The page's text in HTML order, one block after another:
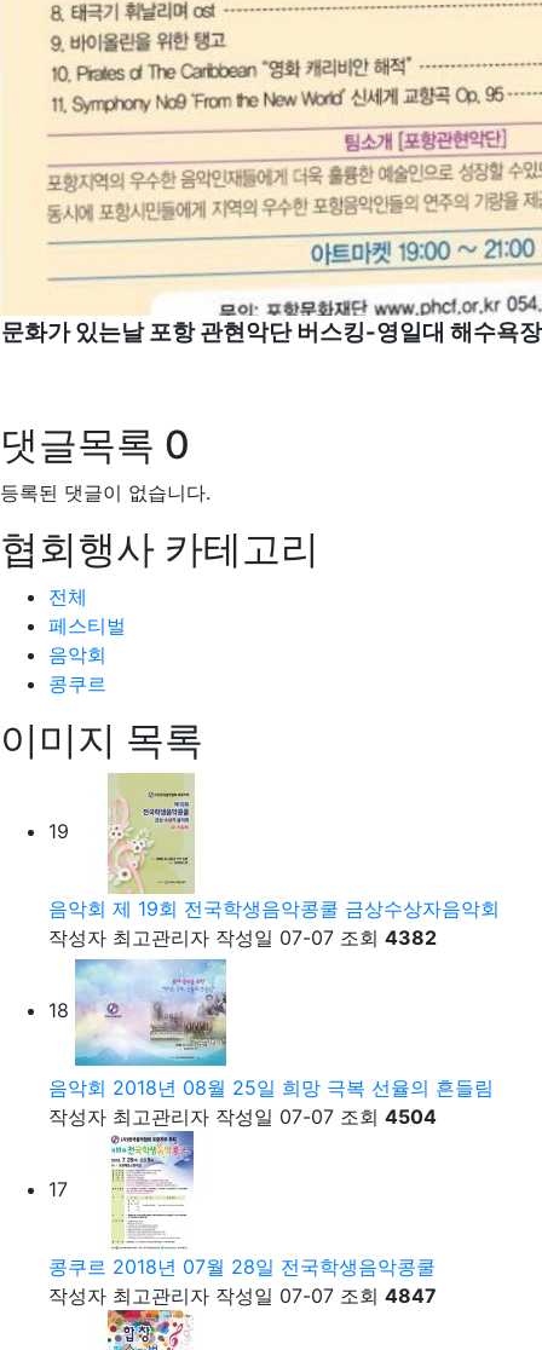
문화가 있는날 포항 관현악단 버스킹-영일대 해수욕장
댓글목록 0
등록된 댓글이 없습니다.
협회행사 카테고리
전체
페스티벌
음악회
콩쿠르
이미지 목록
19
음악회 제 19회 전국학생음악콩쿨 금상수상자음악회
작성자 최고관리자 작성일 07-07 조회 4382
18
음악회 2018년 08월 25일 희망 극복 선율의 흔들림
작성자 최고관리자 작성일 07-07 조회 4504
17
콩쿠르 2018년 07월 28일 전국학생음악콩쿨
작성자 최고관리자 작성일 07-07 조회 4847